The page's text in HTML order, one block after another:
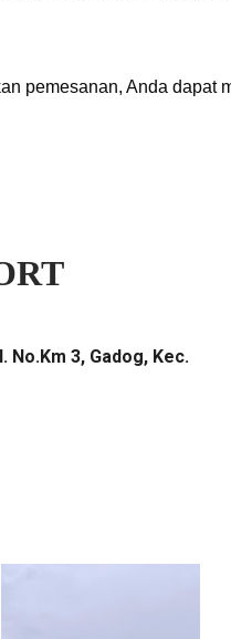
pemesanan, Anda dapat
No.Km 3, Gadog, Kec.